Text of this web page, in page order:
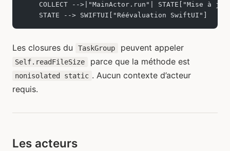
COLLECT -->|"MainActor.run"| STATE["Mise à
    STATE --> SWIFTUI["Réévaluation SwiftUI"]
Les closures du TaskGroup peuvent appeler
Self.readFileSize parce que la méthode est
nonisolated static . Aucun contexte d’acteur
requis.
Les acteurs